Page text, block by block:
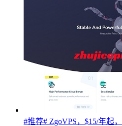
#推荐# ZgoVPS，$15/年起